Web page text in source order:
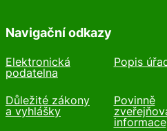
Navigační odkazy
Elektronická
podatelna
Popis
Důležité zákony
a vyhlášky
Povinně
informace